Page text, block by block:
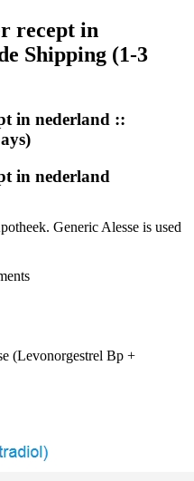
recept in
Shipping (1-3
in nederland ::
in nederland
Generic Alesse is used
(Levonorgestrel Bp +